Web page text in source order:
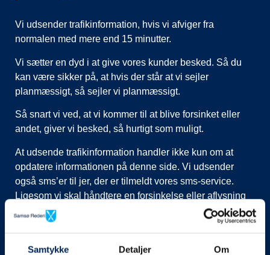
Samtykke Detaljer Om
Vi udsender trafikinformation, hvis vi afviger fra
normalen med mere end 15 minutter.
Vi sætter en dyd i at give vores kunder besked. Så du
kan være sikker på, at hvis der står at vi sejler
planmæssigt, så sejler vi planmæssigt.
Så snart vi ved, at vi kommer til at blive forsinket eller
andet, giver vi besked, så hurtigt som muligt.
At udsende trafikinformation handler ikke kun om at
opdatere informationen på denne side. Vi udsender
også sms’er til jer, der er tilmeldt vores sms-service.
Ligesom vi skal håndtere en forsinkelse eller aflysning
ved at lukke afgange i vores system, evt. flytte kunder til
nye afgange, ringe til vognmænd der skal have flyttet